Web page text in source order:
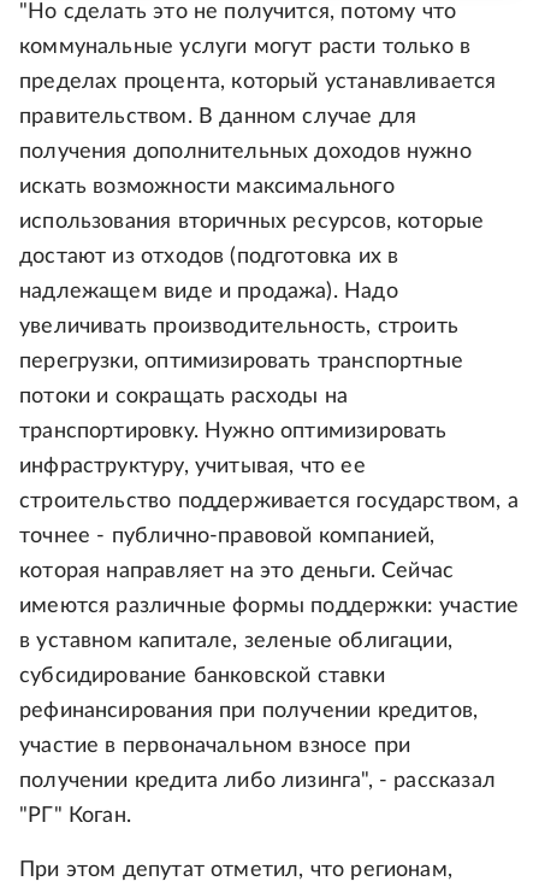
"Но сделать это не получится, потому что
коммунальные услуги могут расти только в
пределах процента, который устанавливается
правительством. В данном случае для
получения дополнительных доходов нужно
искать возможности максимального
использования вторичных ресурсов, которые
достают из отходов (подготовка их в
надлежащем виде и продажа). Надо
увеличивать производительность, строить
перегрузки, оптимизировать транспортные
потоки и сокращать расходы на
транспортировку. Нужно оптимизировать
инфраструктуру, учитывая, что ее
строительство поддерживается государством, а
точнее - публично-правовой компанией,
которая направляет на это деньги. Сейчас
имеются различные формы поддержки: участие
в уставном капитале, зеленые облигации,
субсидирование банковской ставки
рефинансирования при получении кредитов,
участие в первоначальном взносе при
получении кредита либо лизинга", - рассказал
"РГ" Коган.
При этом депутат отметил, что регионам,